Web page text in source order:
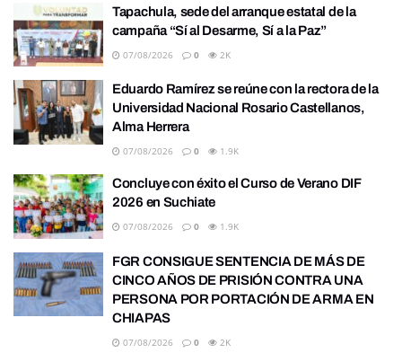
Tapachula, sede del arranque estatal de la
campaña “Sí al Desarme, Sí a la Paz”
07/08/2026 0 2K
Eduardo Ramírez se reúne con la rectora de la
Universidad Nacional Rosario Castellanos,
Alma Herrera
07/08/2026 0 1.9K
Concluye con éxito el Curso de Verano DIF
2026 en Suchiate
07/08/2026 0 1.9K
FGR CONSIGUE SENTENCIA DE MÁS DE
CINCO AÑOS DE PRISIÓN CONTRA UNA
PERSONA POR PORTACIÓN DE ARMA EN
CHIAPAS
07/08/2026 0 2K